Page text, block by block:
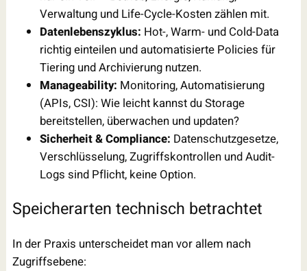
Verwaltung und Life-Cycle-Kosten zählen mit.
Datenlebenszyklus: Hot-, Warm- und Cold-Data
richtig einteilen und automatisierte Policies für
Tiering und Archivierung nutzen.
Manageability: Monitoring, Automatisierung
(APIs, CSI): Wie leicht kannst du Storage
bereitstellen, überwachen und updaten?
Sicherheit & Compliance: Datenschutzgesetze,
Verschlüsselung, Zugriffskontrollen und Audit-
Logs sind Pflicht, keine Option.
Speicherarten technisch betrachtet
In der Praxis unterscheidet man vor allem nach
Zugriffsebene: